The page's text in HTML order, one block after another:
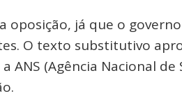
oposição, já que o
O texto substitutivo
ANS (Agência Nacional